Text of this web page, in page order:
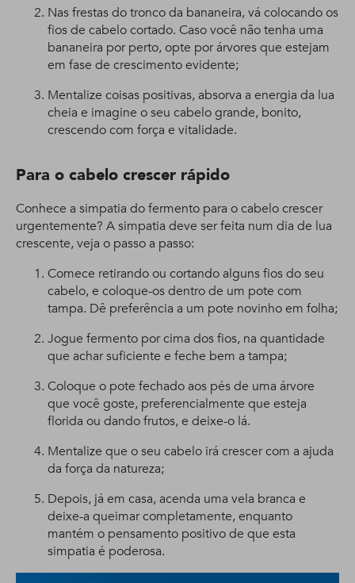
Nas frestas do tronco da bananeira, vá colocando os
fios de cabelo cortado. Caso você não tenha uma
bananeira por perto, opte por árvores que estejam
em fase de crescimento evidente;
Mentalize coisas positivas, absorva a energia da lua
cheia e imagine o seu cabelo grande, bonito,
crescendo com força e vitalidade.
Para o cabelo crescer rápido
Conhece a simpatia do fermento para o cabelo crescer
urgentemente? A simpatia deve ser feita num dia de lua
crescente, veja o passo a passo:
Comece retirando ou cortando alguns fios do seu
cabelo, e coloque-os dentro de um pote com
tampa. Dê preferência a um pote novinho em folha;
Jogue fermento por cima dos fios, na quantidade
que achar suficiente e feche bem a tampa;
Coloque o pote fechado aos pés de uma árvore
que você goste, preferencialmente que esteja
florida ou dando frutos, e deixe-o lá.
Mentalize que o seu cabelo irá crescer com a ajuda
da força da natureza;
Depois, já em casa, acenda uma vela branca e
deixe-a queimar completamente, enquanto
mantém o pensamento positivo de que esta
simpatia é poderosa.